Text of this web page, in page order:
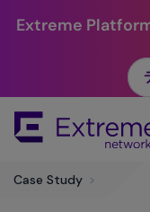
Extreme
Main
Case Study >